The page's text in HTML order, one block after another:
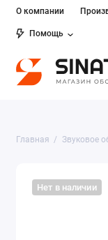
О компании
Помощь
Главная Звуковое
Нет в наличии